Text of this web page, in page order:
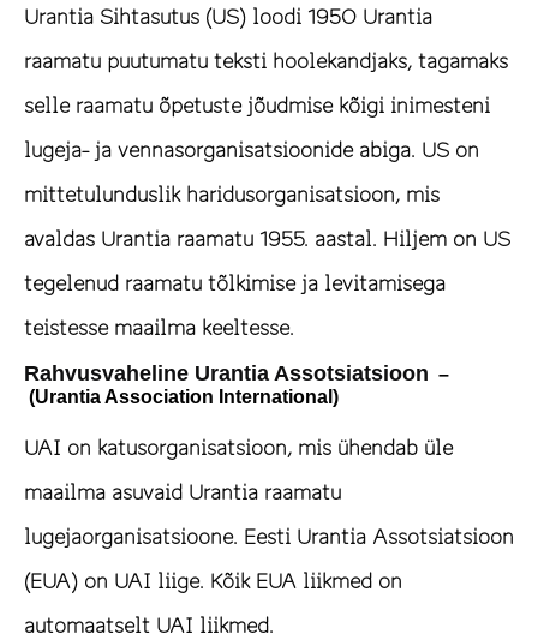
Urantia Sihtasutus (US) loodi 1950 Urantia
raamatu puutumatu teksti hoolekandjaks, tagamaks
selle raamatu õpetuste jõudmise kõigi inimesteni
lugeja- ja vennasorganisatsioonide abiga. US on
mittetulunduslik haridusorganisatsioon, mis
avaldas Urantia raamatu 1955. aastal. Hiljem on US
tegelenud raamatu tõlkimise ja levitamisega
teistesse maailma keeltesse.
Rahvusvaheline Urantia Assotsiatsioon –
(Urantia Association International)
UAI on katusorganisatsioon, mis ühendab üle
maailma asuvaid Urantia raamatu
lugejaorganisatsioone. Eesti Urantia Assotsiatsioon
(EUA) on UAI liige. Kõik EUA liikmed on
automaatselt UAI liikmed.